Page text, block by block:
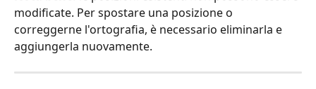
modificate. Per spostare una posizione o
correggerne l'ortografia, è necessario eliminarla e
aggiungerla nuovamente.